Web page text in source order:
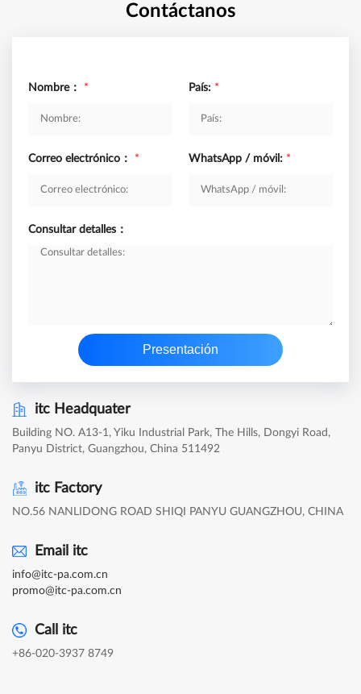
Contáctanos
Nombre： * País: *
Correo electrónico： * WhatsApp / móvil: *
Consultar detalles：
Presentación
itc Headquater
Building NO. A13-1, Yiku Industrial Park, The Hills, Dongyi Road,
Panyu District, Guangzhou, China 511492
itc Factory
NO.56 NANLIDONG ROAD SHIQI PANYU GUANGZHOU, CHINA
Email itc
info@itc-pa.com.cn
promo@itc-pa.com.cn
Call itc
+86-020-3937 8749